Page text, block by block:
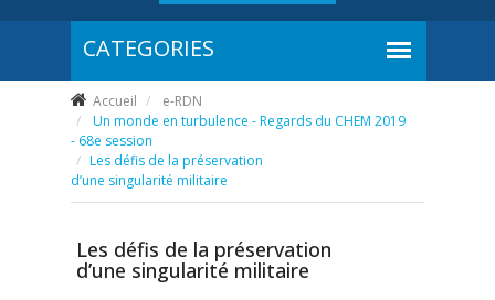
Accueil
e-RDN
Un monde en turbulence - Regards du CHEM 2019
- 68e session
Les défis de la préservation
d’une singularité militaire
Les défis de la préservation
d’une singularité militaire